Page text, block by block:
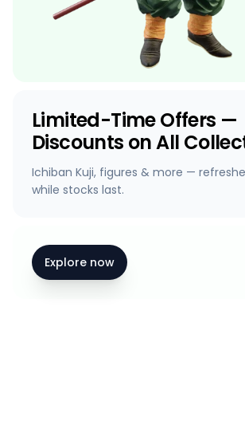
Limited-Time Offers —
Discounts on All
Ichiban Kuji, figures & more —
while stocks last.
Explore now